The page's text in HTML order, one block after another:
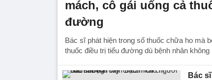
mách, cô gái uống cả
đường
Bác sĩ phát hiện trong số thuốc chữa ho mà
thuốc điều trị tiểu đường dù bệnh nhân không
Bác